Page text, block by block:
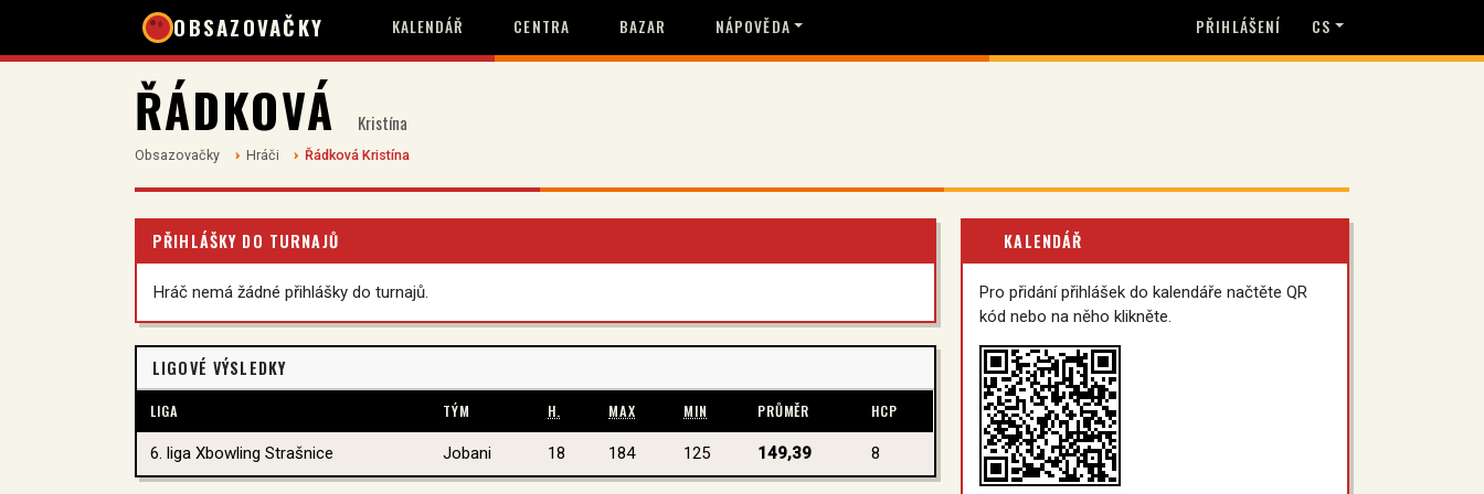
OBSAZOVAČKY KALENDÁŘ CENTRA BAZAR NÁPOVĚDA PŘIHLÁŠENÍ CS
ŘÁDKOVÁ Kristína
Obsazovačky Hráči Řádková Kristína
PŘIHLÁŠKY DO TURNAJŮ
Hráč nemá žádné přihlášky do turnajů.
LIGOVÉ VÝSLEDKY
LIGA TÝM H. MAX MIN PRŮMĚR HCP
6. liga Xbowling Strašnice Jobani 18 184 125 149,39 8
KALENDÁŘ
Pro přidání přihlášek do kalendáře načtěte QR
kód nebo na něho klikněte.